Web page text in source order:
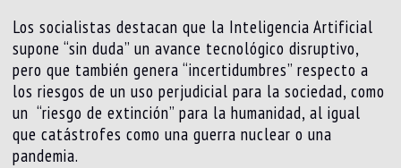
Los socialistas destacan que la Inteligencia Artificial
supone “sin duda” un avance tecnológico disruptivo,
pero que también genera “incertidumbres” respecto a
los riesgos de un uso perjudicial para la sociedad, como
un “riesgo de extinción” para la humanidad, al igual
que catástrofes como una guerra nuclear o una
pandemia.